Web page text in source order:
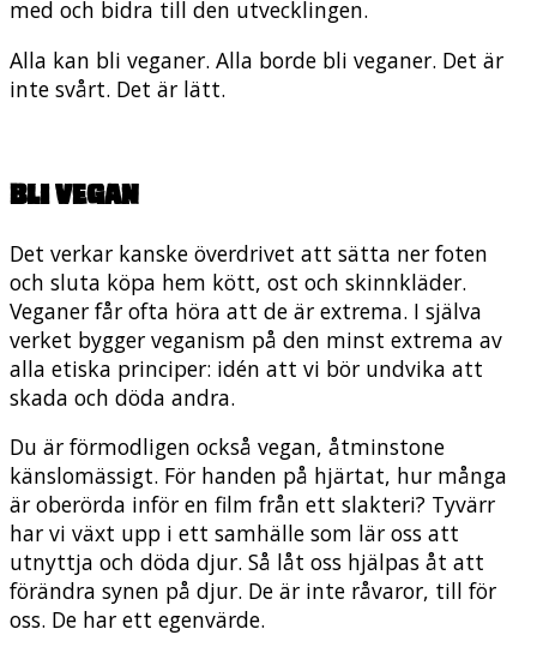
med och bidra till den utvecklingen.
Alla kan bli veganer. Alla borde bli veganer. Det är
inte svårt. Det är lätt.
Bli vegan
Det verkar kanske överdrivet att sätta ner foten
och sluta köpa hem kött, ost och skinnkläder.
Veganer får ofta höra att de är extrema. I själva
verket bygger veganism på den minst extrema av
alla etiska principer: idén att vi bör undvika att
skada och döda andra.
Du är förmodligen också vegan, åtminstone
känslomässigt. För handen på hjärtat, hur många
är oberörda inför en film från ett slakteri? Tyvärr
har vi växt upp i ett samhälle som lär oss att
utnyttja och döda djur. Så låt oss hjälpas åt att
förändra synen på djur. De är inte råvaror, till för
oss. De har ett egenvärde.